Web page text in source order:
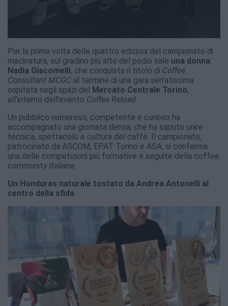
Per la prima volta delle quattro edizioni del campionato di
macinatura, sul gradino più alto del podio sale una donna:
Nadia Giacomelli, che conquista il titolo di Coffee
Consultant MCGC al termine di una gara serratissima
ospitata negli spazi del Mercato Centrale Torino,
all’interno dell’evento Coffee Reload.
Un pubblico numeroso, competente e curioso ha
accompagnato una giornata densa, che ha saputo unire
tecnica, spettacolo e cultura del caffè. Il campionato,
patrocinato da ASCOM, EPAT Torino e ASA, si conferma
una delle competizioni più formative e seguite della coffee
community italiana.
Un Honduras naturale tostato da Andrea Antonelli al
centro della sfida